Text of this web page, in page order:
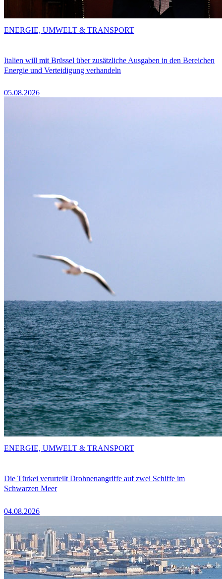
Italien will mit Brüssel über zusätzliche Ausgaben in den Bereichen
Energie und Verteidigung verhandeln
05.08.2026
ENERGIE, UMWELT & TRANSPORT
Die Türkei verurteilt Drohnenangriffe auf zwei Schiffe im
Schwarzen Meer
04.08.2026
ENERGIE, UMWELT & TRANSPORT